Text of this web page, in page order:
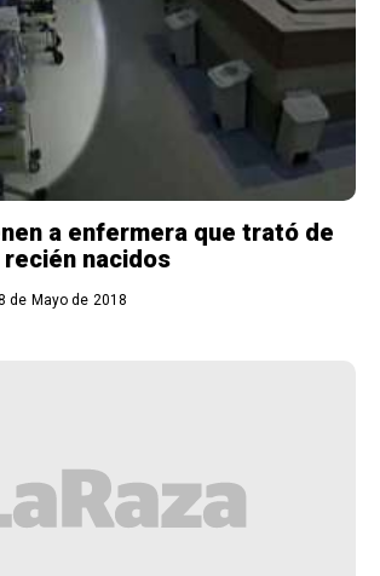
a enfermera que trató de
nacidos
de Mayo de 2018